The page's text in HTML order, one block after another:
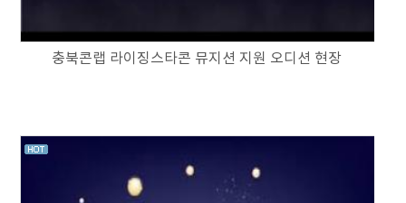
충북콘랩 라이징스타콘 뮤지션 지원 오디션 현장